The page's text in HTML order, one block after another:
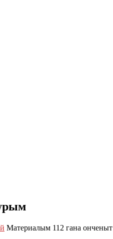
Материалым 112 гана онченыт